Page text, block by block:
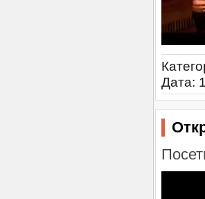
Дата: